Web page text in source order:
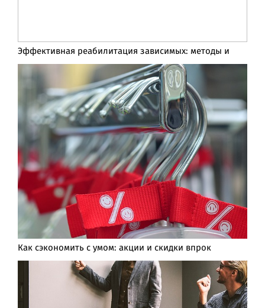
Эффективная реабилитация зависимых: методы и
Как сэкономить с умом: акции и скидки впрок